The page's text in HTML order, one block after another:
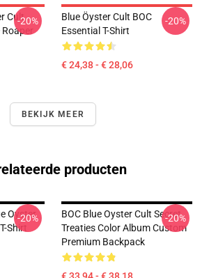
Cult-20%
Blue Öyster Cult BOC
Essential T-Shirt
€ 24,38 - € 28,06
-20%
BEKIJK MEER
producten
Oyster
Shirt
-20%
BOC Blue Oyster Cult Secret
Treaties Color Album Custom
Premium Backpack
-20%